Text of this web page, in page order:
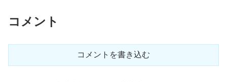
コメント
コメントを書き込む